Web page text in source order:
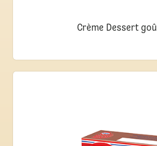
Crème Dessert